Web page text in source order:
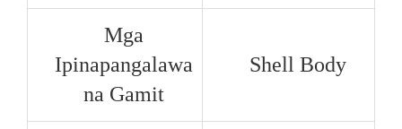
Mga
Ipinapangalawa
na Gamit
Shell Body